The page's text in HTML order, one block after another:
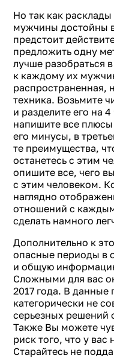
Но так как
мужчины достойны
предстоит
предложить одну
лучше разобраться
к каждому их
распространенная,
техника. Возьмите
и разделите его на
напишите все
его минусы, в
те преимущества,
останетесь с этим
опишите все, чего
с этим человеком.
наглядно
отношений с
сделать намного
Дополнительно к
опасные периоды в
и общую
Сложными для вас
2017 года. В
категорически не
серьезных решений
Также Вы можете
риск того, что у вас
Старайтесь не